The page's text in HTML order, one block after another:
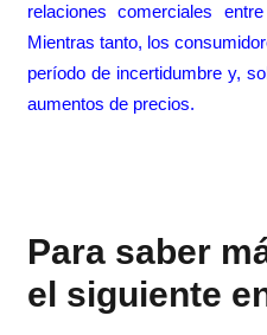
relaciones comerciales
Mientras tanto, los
período de incertidumbre y,
aumentos de precios.
Para saber
el siguiente